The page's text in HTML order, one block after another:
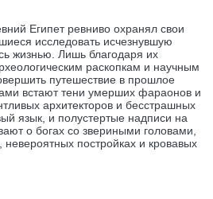
Египет ревниво охранял свои
исследовать исчезнувшую
жизнью. Лишь благодаря их
раскопкам и научным
путешествие в прошлое
встают тени умерших фараонов и
архитекторов и бесстрашных
язык, и полустертые надписи на
о богах со звериными головами,
постройках и кровавых